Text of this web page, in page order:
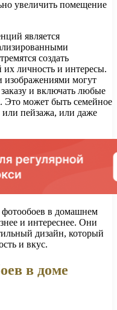
увеличить помещение
является
создать
личность и интересы.
изображениями могут
и включать любые
Это может быть семейное
пейзажа, или даже
в домашнем
и интереснее. Они
дизайн, который
и вкус.
в доме